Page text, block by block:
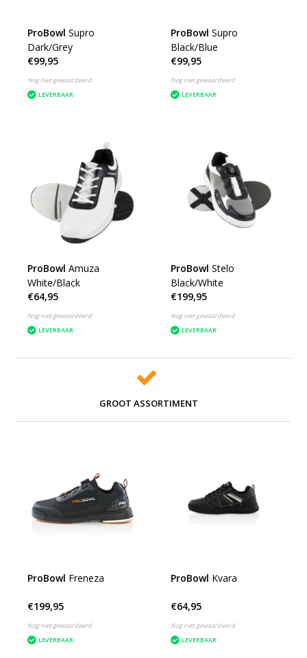
ProBowl Supro
Dark/Grey
€99,95
Nog niet gewaardeerd
LEVERBAAR
ProBowl Supro
Black/Blue
€99,95
Nog niet gewaardeerd
LEVERBAAR
ProBowl Amuza
White/Black
€64,95
Nog niet gewaardeerd
LEVERBAAR
ProBowl Stelo
Black/White
€199,95
Nog niet gewaardeerd
LEVERBAAR
GROOT ASSORTIMENT
ProBowl Freneza
€199,95
Nog niet gewaardeerd
LEVERBAAR
ProBowl Kvara
€64,95
Nog niet gewaardeerd
LEVERBAAR